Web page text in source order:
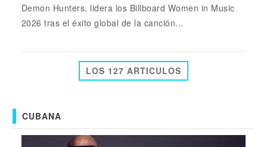
Demon Hunters, lidera los Billboard Women in Music
2026 tras el éxito global de la canción...
LOS 127 ARTICULOS
CUBANA